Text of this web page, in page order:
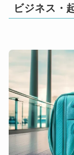
ビジネス・